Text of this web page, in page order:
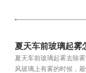
夏天车前玻璃起雾
夏天车前玻璃起雾去除
风玻璃上有雾的时候，